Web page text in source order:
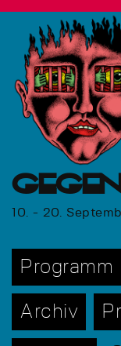
10. - 20.
Programm
Archiv